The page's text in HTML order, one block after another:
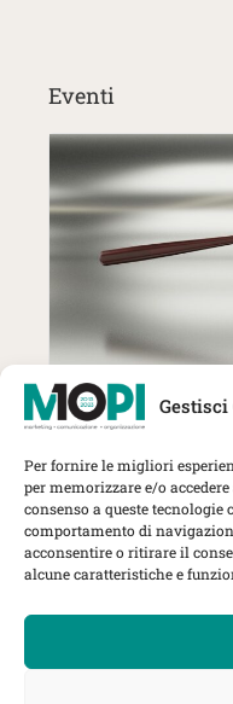
Gestisci
Per fornire le migliori
per memorizzare e/o
consenso a queste
comportamento di
acconsentire o ritirare il
alcune caratteristiche e
Eventi
27 Ottobre |
Lawyer: trend,
sfide per gli
Herbert Smith
Rovello 1,
MOPI Incontra